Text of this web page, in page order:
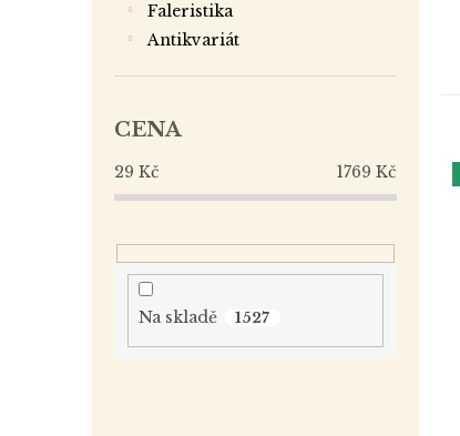
faleristika
antikvariát
CENA
29 Kč 1769 Kč
Na skladě 1527